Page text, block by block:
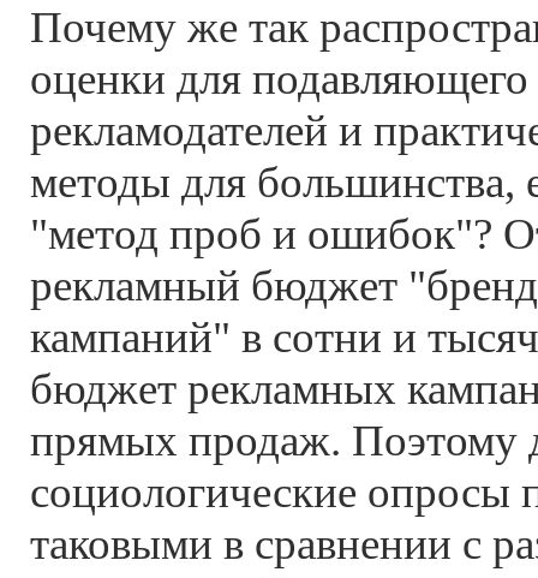
Почему же так
оценки для
рекламодателей и
методы для большинства,
"метод проб и ошибок"?
рекламный бюджет
кампаний" в сотни и
бюджет рекламных
прямых продаж. Поэтому
социологические опросы
таковыми в сравнении с